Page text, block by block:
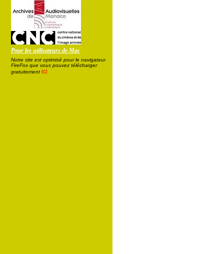
Pour les utilisateurs de Mac
Notre site est optimisé pour le navigateur
FireFox que vous pouvez télécharger
gratuitement ici